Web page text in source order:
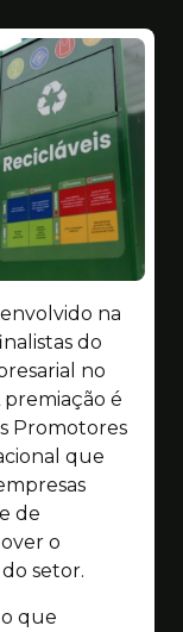
na
do
no
premiação é
Promotores
que
de
o
setor.
que